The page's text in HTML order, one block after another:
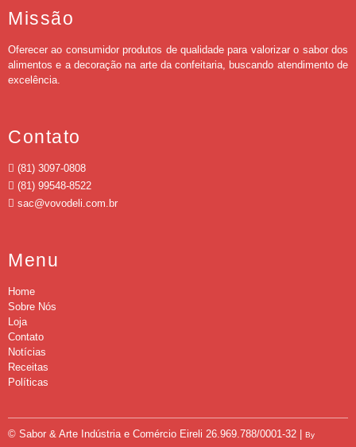
Missão
Oferecer ao consumidor produtos de qualidade para valorizar o sabor dos
alimentos e a decoração na arte da confeitaria, buscando atendimento de
excelência.
Contato
(81) 3097-0808
(81) 99548-8522
sac@vovodeli.com.br
Menu
Home
Sobre Nós
Loja
Contato
Notícias
Receitas
Políticas
© Sabor & Arte Indústria e Comércio Eireli 26.969.788/0001-32 | By